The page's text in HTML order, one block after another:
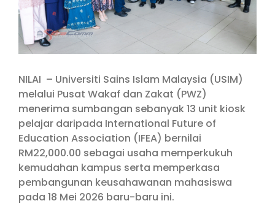
NILAI – Universiti Sains Islam Malaysia (USIM)
melalui Pusat Wakaf dan Zakat (PWZ)
menerima sumbangan sebanyak 13 unit kiosk
pelajar daripada International Future of
Education Association (IFEA) bernilai
RM22,000.00 sebagai usaha memperkukuh
kemudahan kampus serta memperkasa
pembangunan keusahawanan mahasiswa
pada 18 Mei 2026 baru-baru ini.